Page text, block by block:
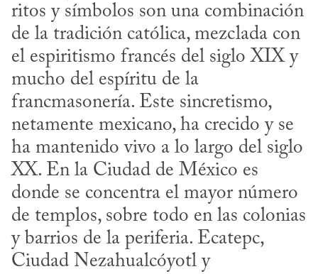
ritos y símbolos son una combinación
de la tradición católica, mezclada con
el espiritismo francés del siglo XIX y
mucho del espíritu de la
francmasonería. Este sincretismo,
netamente mexicano, ha crecido y se
ha mantenido vivo a lo largo del siglo
XX. En la Ciudad de México es
donde se concentra el mayor número
de templos, sobre todo en las colonias
y barrios de la periferia. Ecatepc,
Ciudad Nezahualcóyotl y